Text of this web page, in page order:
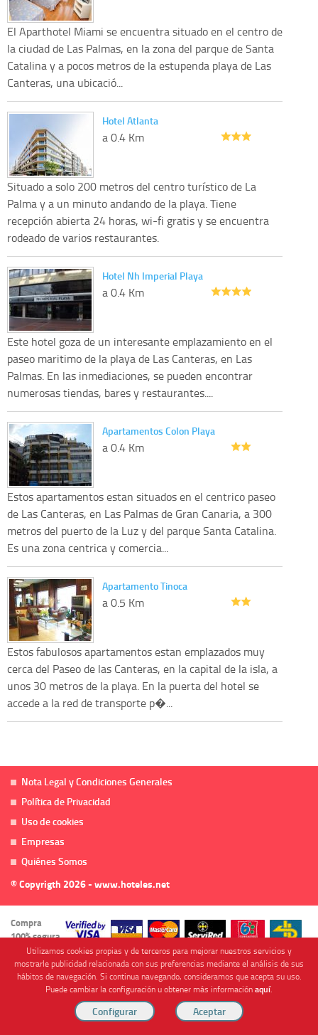
El Aparthotel Miami se encuentra situado en el centro de
la ciudad de Las Palmas, en la zona del parque de Santa
Catalina y a pocos metros de la estupenda playa de Las
Canteras, una ubicació...
Hotel Atlanta
a 0.4 Km
Situado a solo 200 metros del centro turístico de La
Palma y a un minuto andando de la playa. Tiene
recepción abierta 24 horas, wi-fi gratis y se encuentra
rodeado de varios restaurantes.
Hotel Nh Imperial Playa
a 0.4 Km
Este hotel goza de un interesante emplazamiento en el
paseo maritimo de la playa de Las Canteras, en Las
Palmas. En las inmediaciones, se pueden encontrar
numerosas tiendas, bares y restaurantes....
Apartamentos Colon Playa
a 0.4 Km
Estos apartamentos estan situados en el centrico paseo
de Las Canteras, en Las Palmas de Gran Canaria, a 300
metros del puerto de la Luz y del parque Santa Catalina.
Es una zona centrica y comercia...
Apartamento Tinoca
a 0.5 Km
Estos fabulosos apartamentos estan emplazados muy
cerca del Paseo de las Canteras, en la capital de la isla, a
unos 30 metros de la playa. En la puerta del hotel se
accede a la red de transporte p�...
Nota Legal y Condiciones Generales
Política de Privacidad
Uso de cookies
Empresas
Quiénes Somos
© Copyrigth 2026 - www.hoteles.net
Compra
100% segura
Cofinanciado por
Utilizamos cookies propias y de terceros para mejorar nuestros servicios y
mostrarle publicidad relacionada con sus preferencias mediante el análisis de sus
hábitos de navegación. Si continua navegando, consideramos que acepta su uso.
Puede cambiar la configuración u obtener más informaciónaquí.